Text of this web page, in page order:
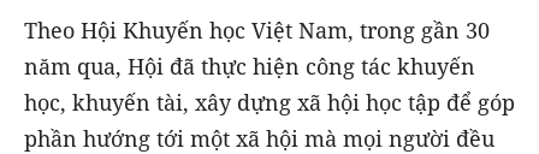
Theo Hội Khuyến học Việt Nam, trong gần 30
năm qua, Hội đã thực hiện công tác khuyến
học, khuyến tài, xây dựng xã hội học tập để góp
phần hướng tới một xã hội mà mọi người đều